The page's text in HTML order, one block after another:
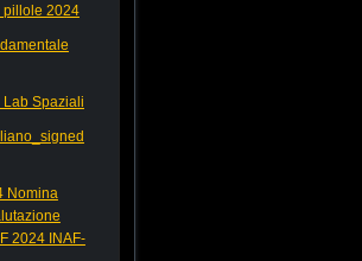
pillole 2024
Spaziali
Nomina
2024 INAF-